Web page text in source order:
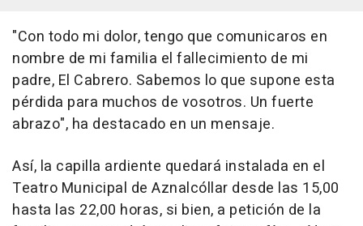
"Con todo mi dolor, tengo que comunicaros en
nombre de mi familia el fallecimiento de mi
padre, El Cabrero. Sabemos lo que supone esta
pérdida para muchos de vosotros. Un fuerte
abrazo", ha destacado en un mensaje.
Así, la capilla ardiente quedará instalada en el
Teatro Municipal de Aznalcóllar desde las 15,00
hasta las 22,00 horas, si bien, a petición de la